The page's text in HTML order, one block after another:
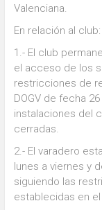
Valenciana.
En relación al club:
1.- El club
el acceso de los
restricciones de
DOGV de fecha
instalaciones del
cerradas.
2.- El varadero
lunes a viernes y
siguiendo las
establecidas en el